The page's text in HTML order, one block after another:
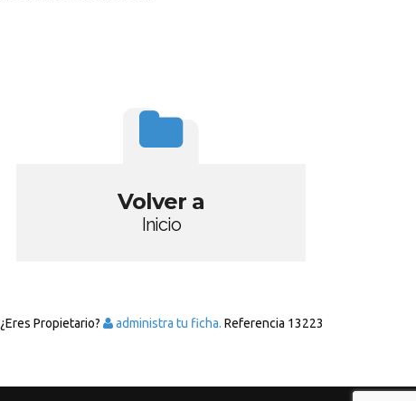
Volver a
Inicio
¿Eres Propietario? administra tu ficha. Referencia 13223